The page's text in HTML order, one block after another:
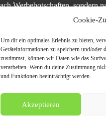
Cookie-
Um dir ein optimales Erlebnis zu bieten,
Geräteinformationen zu speichern und/oder
zustimmst, können wir Daten wie das
verarbeiten. Wenn du deine Zustimmung
und Funktionen beeinträchtigt werden.
Akzeptieren
Werbebotschaften, sondern
verlieren potenzielle